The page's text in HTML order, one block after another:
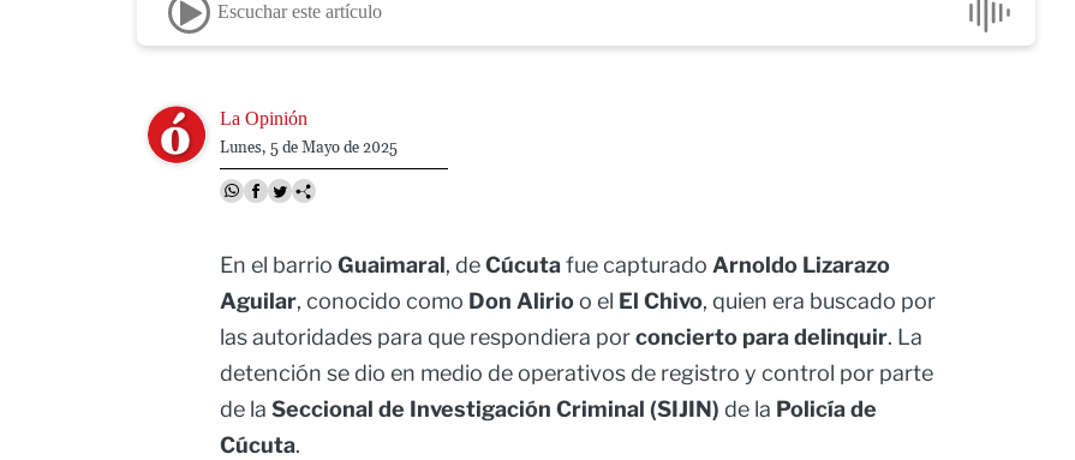
Escuchar este artículo
Image La Opinión
Lunes, 5 de Mayo de 2025
En el barrio Guaimaral, deCúcutafue capturado Arnoldo Lizarazo
Aguilar, conocido como Don Alirioo el El Chivo, quien era buscado por
las autoridades para que respondiera porconcierto para delinquir. La
detención se dio en medio de operativos de registro y control por parte
de la Seccional de Investigación Criminal (SIJIN) de la Policía de
Cúcuta.